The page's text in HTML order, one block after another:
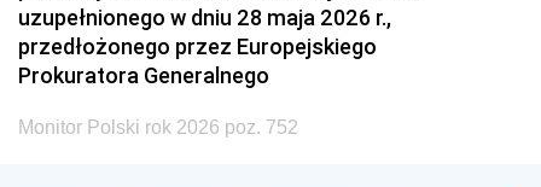
uzupełnionego w dniu 28 maja 2026 r.,
przedłożonego przez Europejskiego
Prokuratora Generalnego
Monitor Polski rok 2026 poz. 752